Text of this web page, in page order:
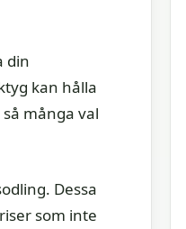
din
kan hålla
många val
Dessa
som inte